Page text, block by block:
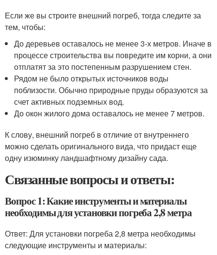
Если же вы строите внешний погреб, тогда следите за
тем, чтобы:
До деревьев оставалось не менее 3-х метров. Иначе в
процессе строительства вы повредите им корни, а они
отплатят за это постепенным разрушением стен.
Рядом не было открытых источников воды
поблизости. Обычно природные пруды образуются за
счет активных подземных вод.
До окон жилого дома оставалось не менее 7 метров.
К слову, внешний погреб в отличие от внутреннего
можно сделать оригинального вида, что придаст еще
одну изюминку ландшафтному дизайну сада.
Связанные вопросы и ответы:
Вопрос 1: Какие инструменты и материалы
необходимы для установки погреба 2,8 метра
Ответ: Для установки погреба 2,8 метра необходимы
следующие инструменты и материалы: